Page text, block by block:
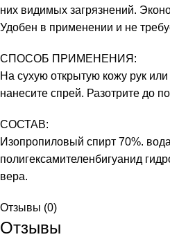
них видимых загрязнений.
Удобен в применении и не
СПОСОБ ПРИМЕНЕНИЯ:
На сухую открытую кожу рук
нанесите спрей. Разотрите до
СОСТАВ:
Изопропиловый спирт 70%.
полигексамителенбигуанид
вера.
Отзывы (0)
Отзывы